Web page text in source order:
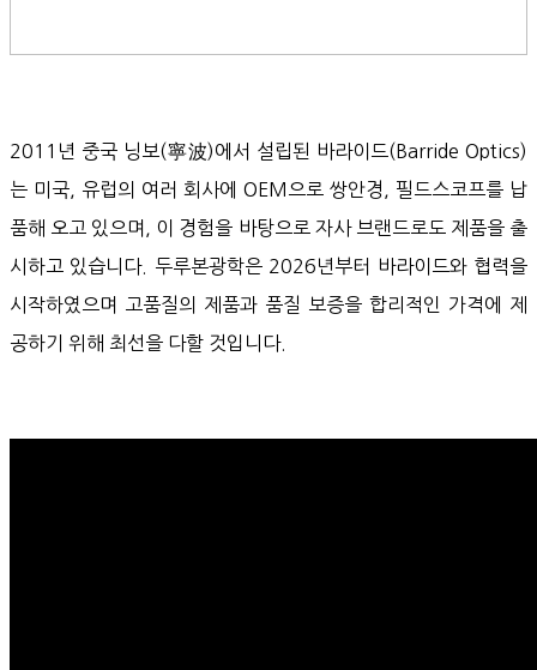
2011년 중국 닝보(寧波)에서 설립된 바라이드(Barride Optics)
는 미국, 유럽의 여러 회사에 OEM으로 쌍안경, 필드스코프를 납
품해 오고 있으며, 이 경험을 바탕으로 자사 브랜드로도 제품을 출
시하고 있습니다. 두루본광학은 2026년부터 바라이드와 협력을
시작하였으며 고품질의 제품과 품질 보증을 합리적인 가격에 제
공하기 위해 최선을 다할 것입니다.